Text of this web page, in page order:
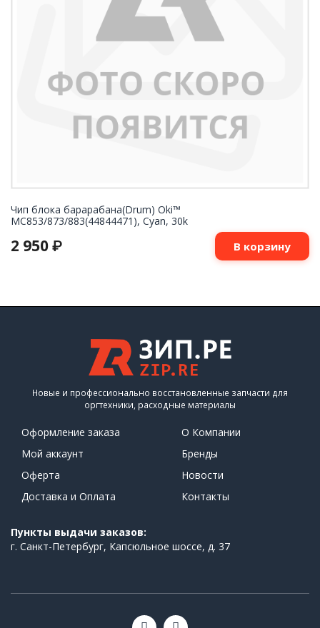
Чип блока барарабана(Drum) Oki™
MC853/873/883(44844471), Cyan, 30k
2 950 ₽ В корзину
Новые и профессионально восстановленные запчасти для
оргтехники, расходные материалы
Оформление заказа
Мой аккаунт
Оферта
Доставка и Оплата
О Компании
Бренды
Новости
Контакты
Пункты выдачи заказов:
г. Санкт-Петербург, Капсюльное шоссе, д. 37